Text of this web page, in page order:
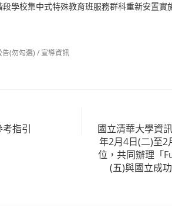
學校集中式特殊教育班服務群科重新安置實
告(勿勾選) / 宣導資訊
指引
國立清華大學資
年2月4日(二)至2
位，共同辦理「
(五)與國立成